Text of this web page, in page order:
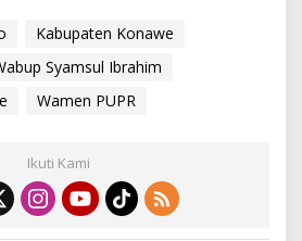
Kabupaten Konawe
Syamsul Ibrahim
Wamen PUPR
Ikuti Kami